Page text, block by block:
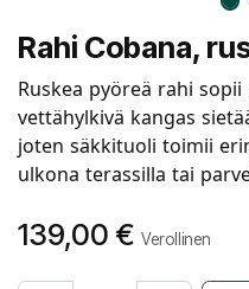
Rahi Cobana,
Ruskea pyöreä rahi
vettähylkivä kangas
joten säkkituoli toimii
ulkona terassilla tai
139,00 € Verollinen